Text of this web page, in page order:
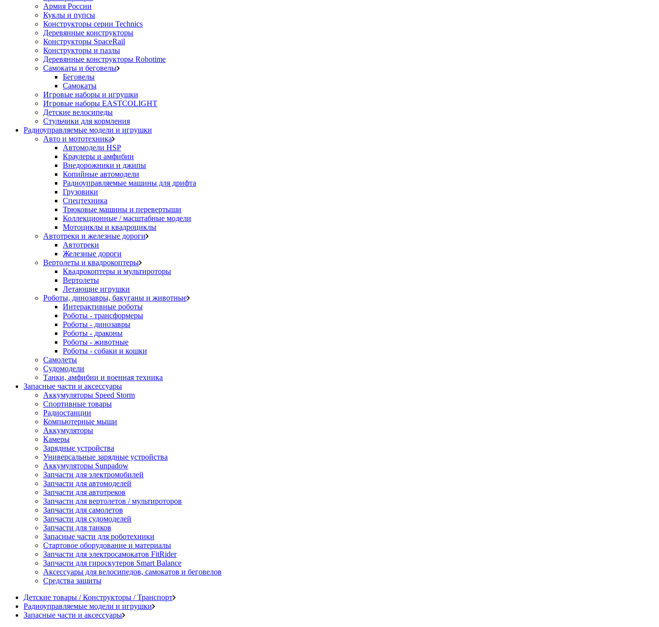
Армия России
Куклы и пупсы
Конструкторы серии Technics
Деревянные конструкторы
Конструкторы SpaceRail
Конструкторы и пазлы
Деревянные конструкторы Robotime
Самокаты и беговелы
Беговелы
Самокаты
Игровые наборы и игрушки
Игровые наборы EASTCOLIGHT
Детские велосипеды
Стульчики для кормления
Радиоуправляемые модели и игрушки
Авто и мототехника
Автомодели HSP
Краулеры и амфибии
Внедорожники и джипы
Копийные автомодели
Радиоуправляемые машины для дрифта
Грузовики
Спецтехника
Трюковые машины и перевертыши
Коллекционные / масштабные модели
Мотоциклы и квадроциклы
Автотреки и железные дороги
Автотреки
Железные дороги
Вертолеты и квадрокоптеры
Квадрокоптеры и мультироторы
Вертолеты
Летающие игрушки
Роботы, динозавры, бакуганы и животные
Интерактивные роботы
Роботы - трансформеры
Роботы - динозавры
Роботы - драконы
Роботы - животные
Роботы - собаки и кошки
Самолеты
Судомодели
Танки, амфибии и военная техника
Запасные части и аксессуары
Аккумуляторы Speed Storm
Спортивные товары
Радиостанции
Компьютерные мыши
Аккумуляторы
Камеры
Зарядные устройства
Универсальные зарядные устройства
Аккумуляторы Sunpadow
Запчасти для электромобилей
Запчасти для автомоделей
Запчасти для автотреков
Запчасти для вертолетов / мультироторов
Запчасти для самолетов
Запчасти для судомоделей
Запчасти для танков
Запасные части для роботехники
Стартовое оборудование и материалы
Запчасти для электросамокатов FitRider
Запчасти для гироскутеров Smart Balance
Аксессуары для велосипедов, самокатов и беговелов
Средства защиты
Детские товары / Конструкторы / Транспорт
Радиоуправляемые модели и игрушки
Запасные части и аксессуары